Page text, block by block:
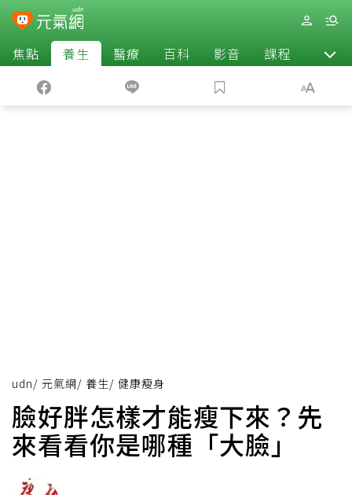
焦點 養生 醫療 百科 影音 課程 退休
udn/ 元氣網/ 養生/ 健康瘦身
臉好胖怎樣才能瘦下來？先
來看看你是哪種「大臉」